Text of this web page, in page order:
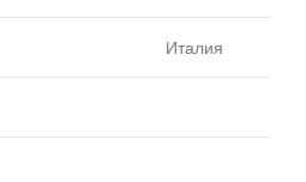
Италия